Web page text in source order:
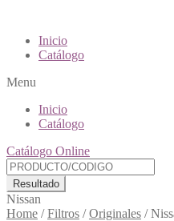
Inicio
Catálogo
Menu
Inicio
Catálogo
Catálogo Online
Resultado
Nissan
Home /Filtros /Originales /